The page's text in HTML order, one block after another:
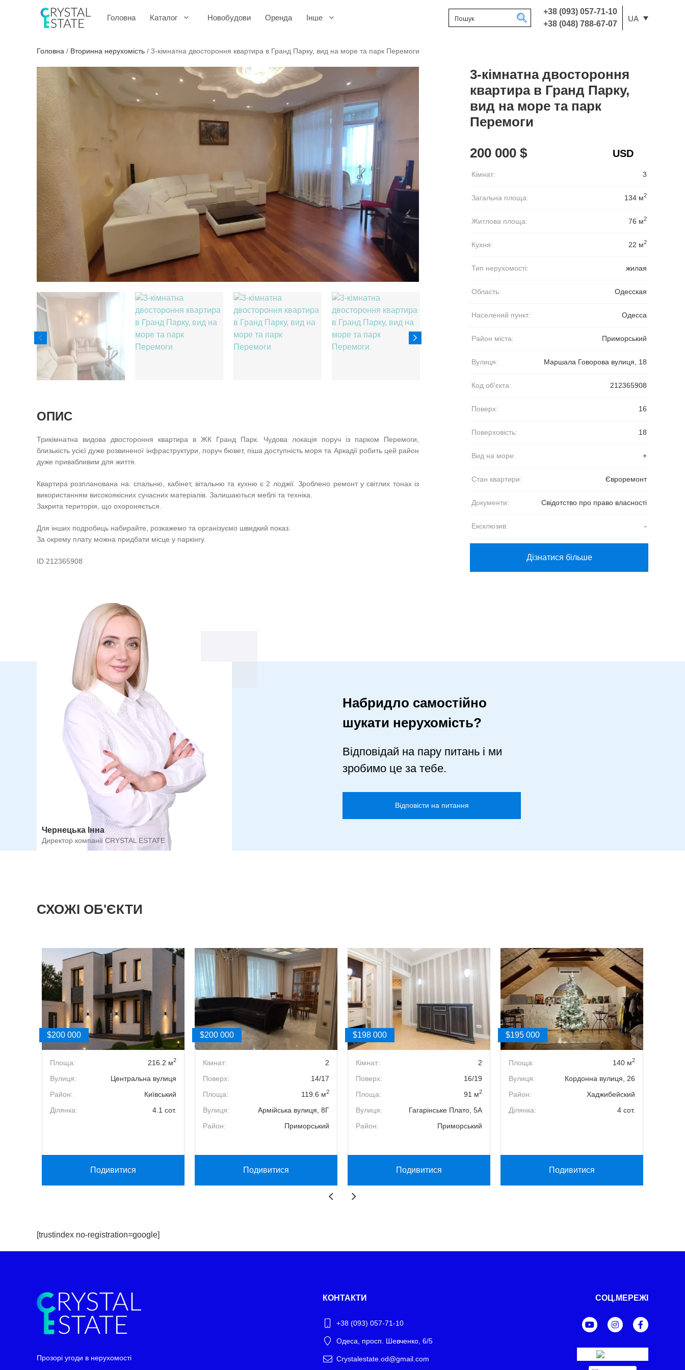
+38 (093) 057-71-10
+38 (048) 788-67-07
UA
Головна Каталог Новобудови Оренда Інше
Головна / Вторинна нерухомість / 3-кімнатна двостороння квартира в Гранд Парку, вид на море та парк Перемоги
ОПИС
Трикімнатна видова двостороння квартира в ЖК Гранд Парк. Чудова локація поруч із парком Перемоги,
близькість усієї дуже розвиненої інфраструктури, поруч бювет, піша доступність моря та Аркадії робить цей район
дуже привабливим для життя.
Квартира розпланована на: спальню, кабінет, вітальню та кухню є 2 лоджії. Зроблено ремонт у світлих тонах із
використанням високоякісних сучасних матеріалів. Залишаються меблі та техніка.
Закрита територія, що охороняється.
Для інших подробиць набирайте, розкажемо та організуємо швидкий показ.
За окрему плату можна придбати місце у паркінгу.
ID 212365908
3-кімнатна двостороння
квартира в Гранд Парку,
вид на море та парк
Перемоги
200 000 $
Кімнат: 3
Загальна площа: 134 м2
Житлова площа: 76 м2
Кухня: 22 м2
Тип нерухомості: жилая
Область: Одесская
Населений пункт: Одесса
Район міста: Приморський
Вулиця: Маршала Говорова вулиця, 18
Код об'єкта: 212365908
Поверх: 16
Поверховість: 18
Вид на море: +
Стан квартири: Євроремонт
Документи: Свідотство про право власності
Ексклюзив: -
Дізнатися більше
Чернецька Інна
Директор компанії CRYSTAL ESTATE
Набридло самостійно
шукати нерухомість?
Відповідай на пару питань і ми
зробимо це за тебе.
Відповісти на питання
СХОЖІ ОБ'ЄКТИ
$200 000
Площа: 216.2 м2
Вулиця:
Центральна вулиця
Район:
Київський
Ділянка:
4.1 сот.
Подивитися
$200 000
Кімнат:
2
Поверх:
14/17
Площа:
119.6 м2
Вулиця:
Армійська вулиця, 8Г
Район:
Приморський
Подивитися
$198 000
Кімнат:
2
Поверх:
16/19
Площа:
91 м2
Вулиця:
Гагарінське Плато, 5А
Район:
Приморський
Подивитися
$195 000
Площа: 140 м2
Вулиця:
Кордонна вулиця, 26
Район:
Хаджибейский
Ділянка:
4 сот.
Подивитися
[trustindex no-registration=google]
Прозорі угоди в нерухомості
КОНТАКТИ
+38 (093) 057-71-10
Одеса, просп. Шевченко, 6/5
Crystalestate.od@gmail.com
СОЦ.МЕРЕЖІ
Telegram